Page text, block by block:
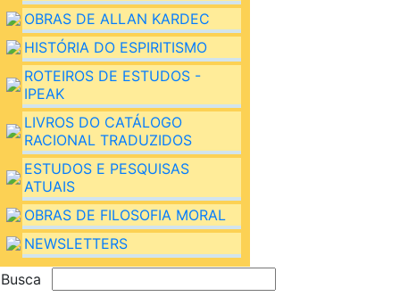
OBRAS DE ALLAN KARDEC
HISTÓRIA DO ESPIRITISMO
ROTEIROS DE ESTUDOS -
IPEAK
LIVROS DO CATÁLOGO
RACIONAL TRADUZIDOS
ESTUDOS E PESQUISAS
ATUAIS
OBRAS DE FILOSOFIA MORAL
NEWSLETTERS
Busca